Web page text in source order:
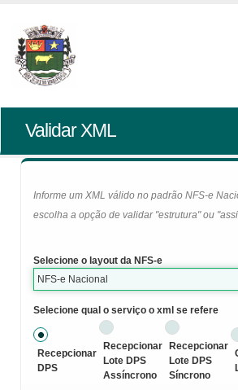
Validar XML
Informe um XML válido no padrão NFS-e
escolha a opção de validar "estrutura" ou
Selecione o layout da NFS-e
NFS-e Nacional
Selecione qual o serviço o xml se refere
Recepcionar
DPS
Recepcionar
Lote DPS
Assíncrono
Recepcionar
Lote DPS
Síncrono